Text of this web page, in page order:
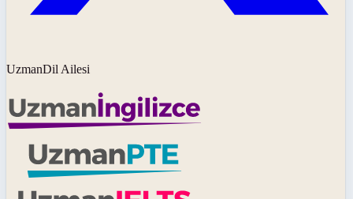
UzmanDil Ailesi